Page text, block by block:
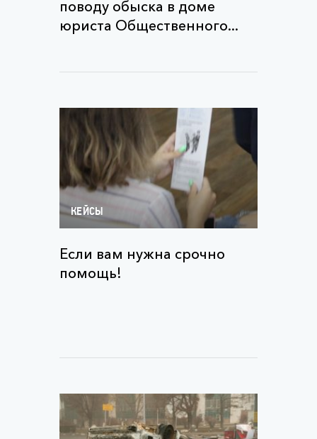
поводу обыска в доме
юриста Общественного...
КЕЙСЫ
Если вам нужна срочно
помощь!